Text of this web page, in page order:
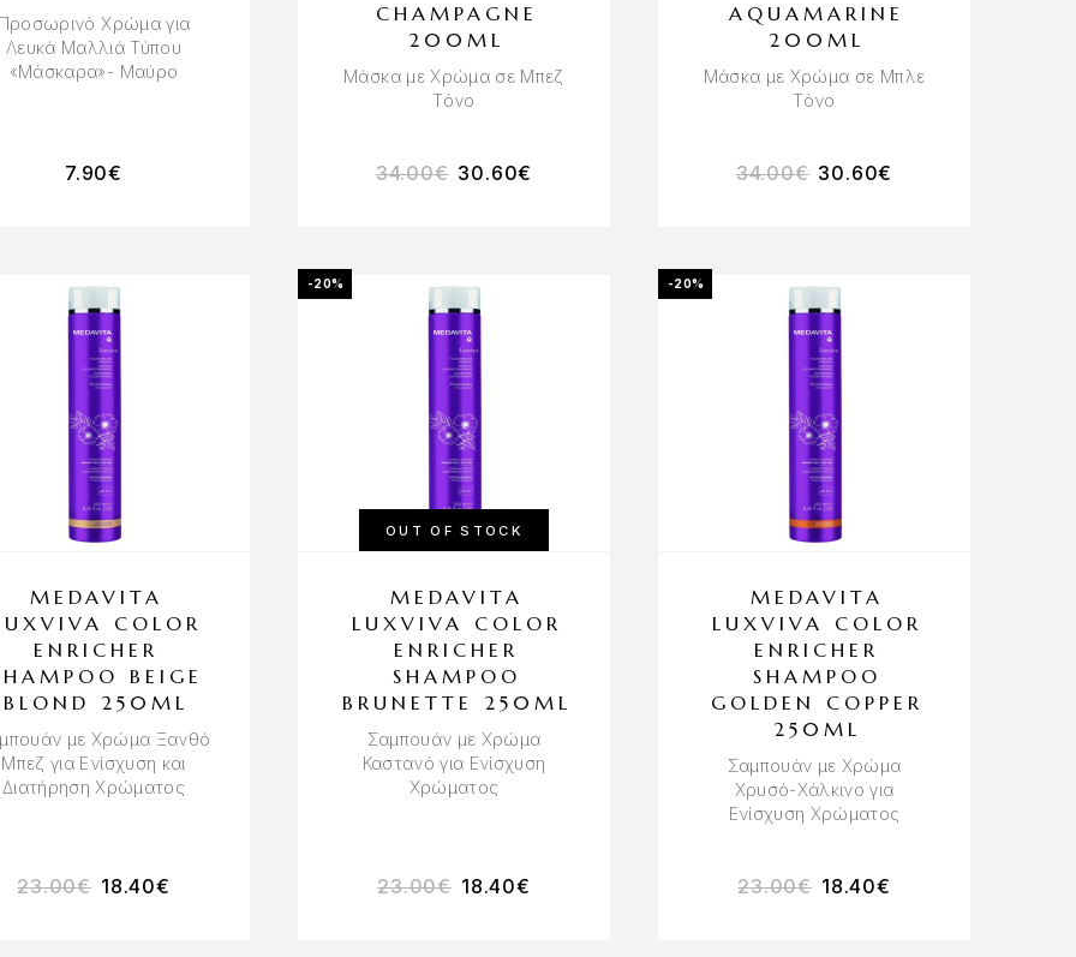
Χρώμα για
Λευκά Μαλλιά Τύπου
«Μάσκαρα»- Μαύρο
7.90€
CHAMPAGNE
200ML
Μάσκα με Χρώμα σε Μπεζ
Τόνο
34.00€ 30.60€
AQUAMARINE
200ML
Μάσκα με Χρώμα σε Μπλε
Τόνο
34.00€ 30.60€
MEDAVITA
COLOR
ENRICHER
BEIGE
BLOND 250ML
με Χρώμα Ξανθό
Μπεζ για Ενίσχυση και
Διατήρηση Χρώματος
23.00€ 18.40€
-20%
OUT OF STOCK
MEDAVITA
LUXVIVA COLOR
ENRICHER
SHAMPOO
BRUNETTE 250ML
Σαμπουάν με Χρώμα
Καστανό για Ενίσχυση
Χρώματος
23.00€ 18.40€
-20%
MEDAVITA
LUXVIVA COLOR
ENRICHER
SHAMPOO
GOLDEN COPPER
250ML
Σαμπουάν με Χρώμα
Χρυσό-Χάλκινο για
Ενίσχυση Χρώματος
23.00€ 18.40€